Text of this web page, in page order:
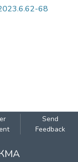
68
Send
Feedback